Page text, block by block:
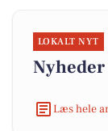
LOKALT NYT
Læs hele